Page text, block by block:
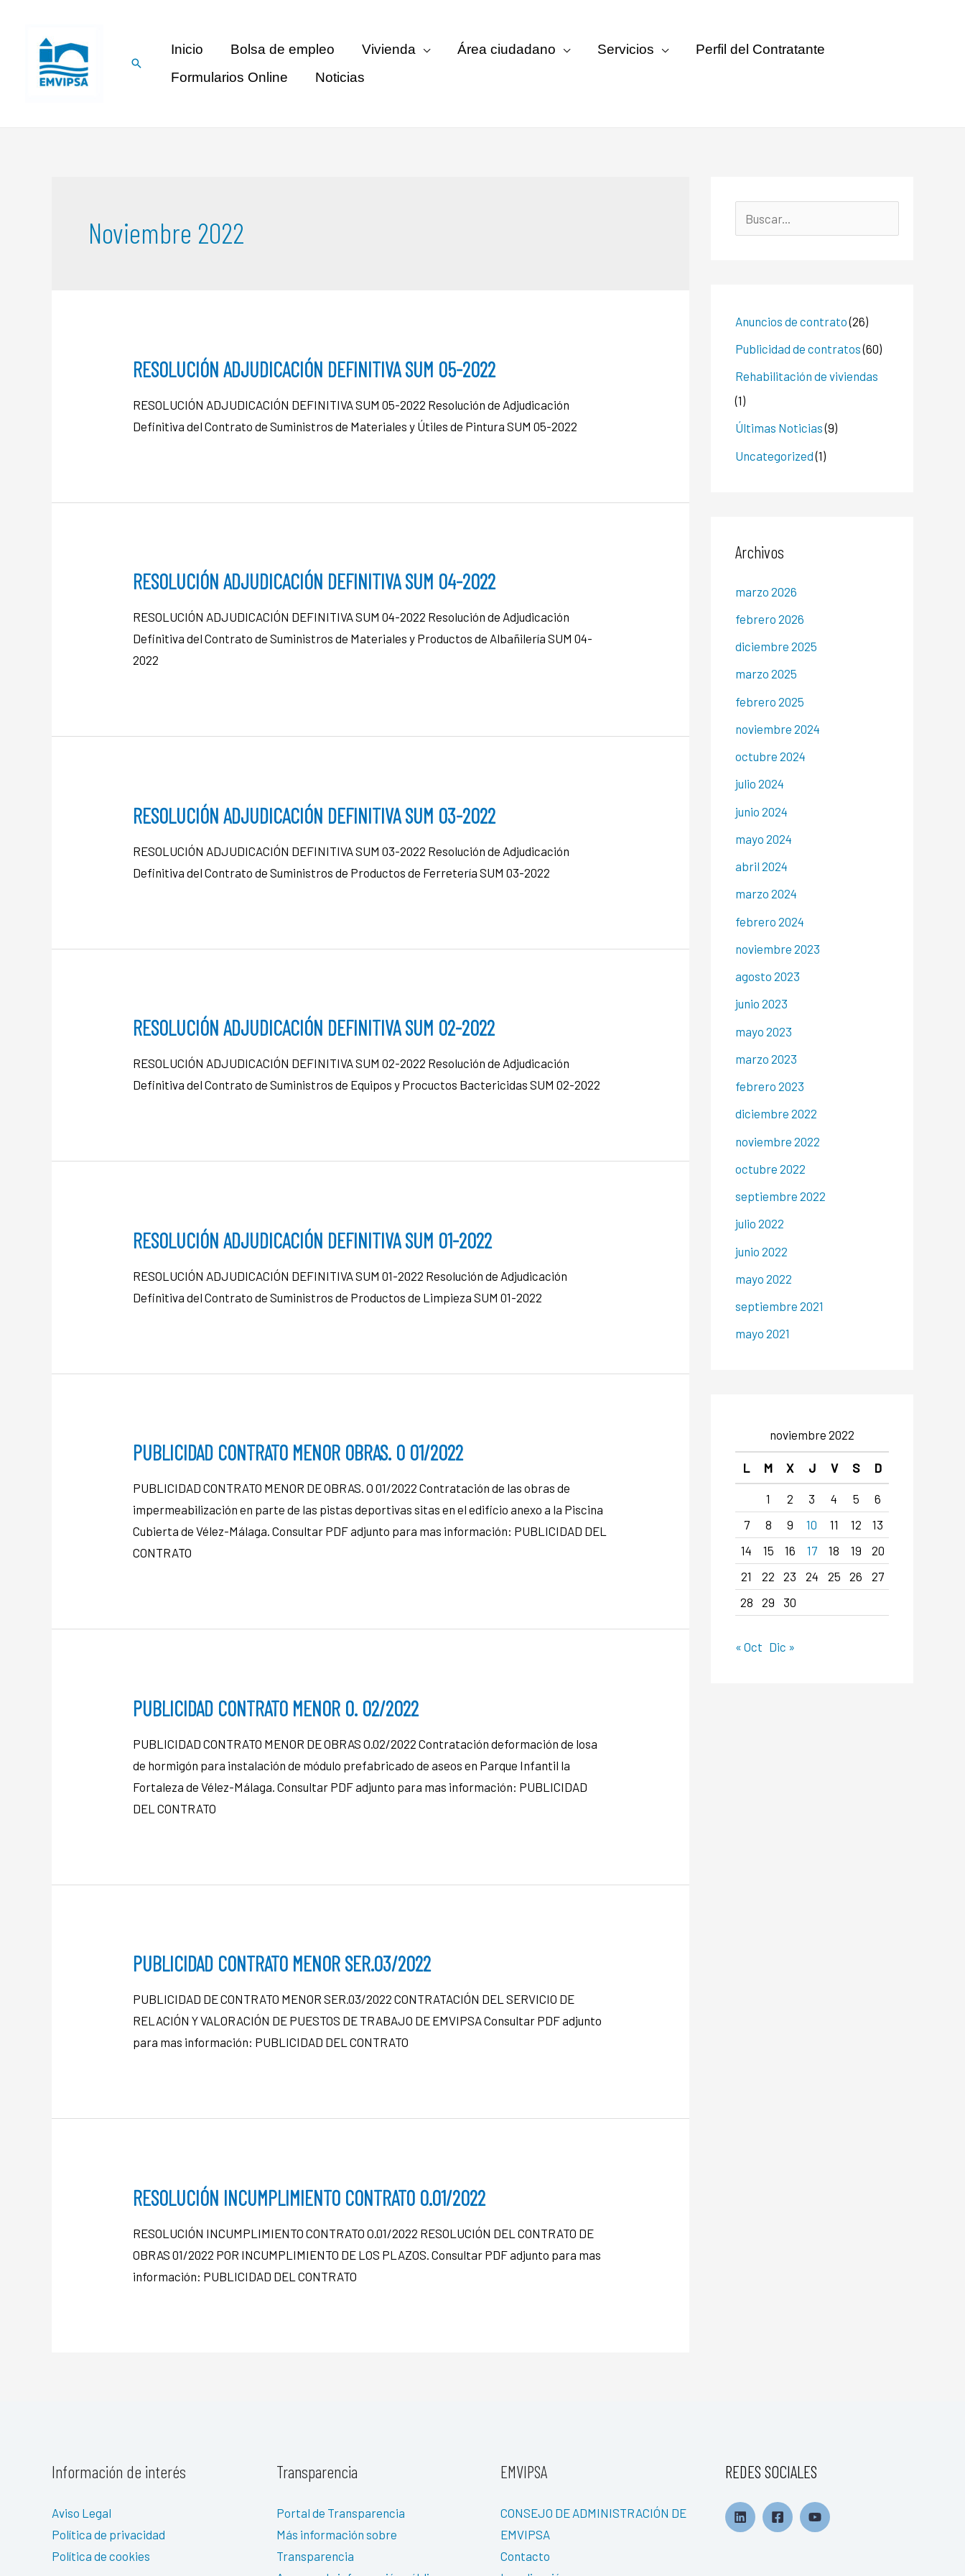
Inicio Bolsa de empleo Vivienda Área ciudadano Servicios
Perfil del Contratante
Formularios Online
Noticias
Noviembre 2022
RESOLUCIÓN ADJUDICACIÓN DEFINITIVA SUM 05-2022
RESOLUCIÓN ADJUDICACIÓN DEFINITIVA SUM 05-2022 Resolución de Adjudicación
Definitiva del Contrato de Suministros de Materiales y Útiles de Pintura SUM 05-2022
RESOLUCIÓN ADJUDICACIÓN DEFINITIVA SUM 04-2022
RESOLUCIÓN ADJUDICACIÓN DEFINITIVA SUM 04-2022 Resolución de Adjudicación
Definitiva del Contrato de Suministros de Materiales y Productos de Albañilería SUM 04-
2022
RESOLUCIÓN ADJUDICACIÓN DEFINITIVA SUM 03-2022
RESOLUCIÓN ADJUDICACIÓN DEFINITIVA SUM 03-2022 Resolución de Adjudicación
Definitiva del Contrato de Suministros de Productos de Ferretería SUM 03-2022
RESOLUCIÓN ADJUDICACIÓN DEFINITIVA SUM 02-2022
RESOLUCIÓN ADJUDICACIÓN DEFINITIVA SUM 02-2022 Resolución de Adjudicación
Definitiva del Contrato de Suministros de Equipos y Procuctos Bactericidas SUM 02-2022
RESOLUCIÓN ADJUDICACIÓN DEFINITIVA SUM 01-2022
RESOLUCIÓN ADJUDICACIÓN DEFINITIVA SUM 01-2022 Resolución de Adjudicación
Definitiva del Contrato de Suministros de Productos de Limpieza SUM 01-2022
PUBLICIDAD CONTRATO MENOR OBRAS. O 01/2022
PUBLICIDAD CONTRATO MENOR DE OBRAS. O 01/2022 Contratación de las obras de
impermeabilización en parte de las pistas deportivas sitas en el edificio anexo a la Piscina
Cubierta de Vélez-Málaga. Consultar PDF adjunto para mas información: PUBLICIDAD DEL
CONTRATO
PUBLICIDAD CONTRATO MENOR O. 02/2022
PUBLICIDAD CONTRATO MENOR DE OBRAS O.02/2022 Contratación deformación de losa
de hormigón para instalación de módulo prefabricado de aseos en Parque Infantil la
Fortaleza de Vélez-Málaga. Consultar PDF adjunto para mas información: PUBLICIDAD
DEL CONTRATO
PUBLICIDAD CONTRATO MENOR SER.03/2022
PUBLICIDAD DE CONTRATO MENOR SER.03/2022 CONTRATACIÓN DEL SERVICIO DE
RELACIÓN Y VALORACIÓN DE PUESTOS DE TRABAJO DE EMVIPSA Consultar PDF adjunto
para mas información: PUBLICIDAD DEL CONTRATO
RESOLUCIÓN INCUMPLIMIENTO CONTRATO O.01/2022
RESOLUCIÓN INCUMPLIMIENTO CONTRATO O.01/2022 RESOLUCIÓN DEL CONTRATO DE
OBRAS 01/2022 POR INCUMPLIMIENTO DE LOS PLAZOS. Consultar PDF adjunto para mas
información: PUBLICIDAD DEL CONTRATO
Anuncios de contrato(26)
Publicidad de contratos(60)
Rehabilitación de viviendas
(1)
Últimas Noticias(9)
Uncategorized(1)
Archivos
marzo 2026
febrero 2026
diciembre 2025
marzo 2025
febrero 2025
noviembre 2024
octubre 2024
julio 2024
junio 2024
mayo 2024
abril 2024
marzo 2024
febrero 2024
noviembre 2023
agosto 2023
junio 2023
mayo 2023
marzo 2023
febrero 2023
diciembre 2022
noviembre 2022
octubre 2022
septiembre 2022
julio 2022
junio 2022
mayo 2022
septiembre 2021
mayo 2021
noviembre 2022
L M X J V S D
1 2 3 4 5
6
7
8 9 10 11 12
13
14
15 16 17 18 19
20
21
22 23 24 25 26
27
28
29 30
« Oct Dic »
Información de interés
Aviso Legal
Política de privacidad
Política de cookies
Transparencia
Portal de Transparencia
Más información sobre
Transparencia
EMVIPSA
CONSEJO DE ADMINISTRACIÓN DE
EMVIPSA
Contacto
REDES SOCIALES